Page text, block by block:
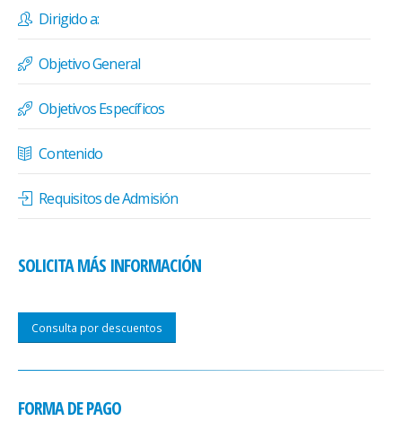
Dirigido a:
Objetivo General
Objetivos Específicos
Contenido
Requisitos de Admisión
SOLICITA MÁS INFORMACIÓN
Consulta por descuentos
FORMA DE PAGO